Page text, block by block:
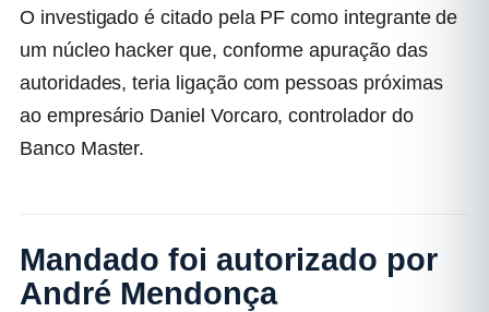
O investigado é citado pela PF como integrante de
um núcleo hacker que, conforme apuração das
autoridades, teria ligação com pessoas próximas
ao empresário Daniel Vorcaro, controlador do
Banco Master.
Mandado foi autorizado por
André Mendonça